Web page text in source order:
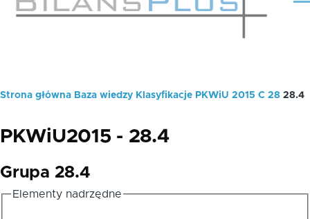
Ścieżka
nawigacyjna
Strona główna Baza wiedzy Klasyfikacje PKWiU 2015 C 28 28.4
PKWiU2015 - 28.4
Grupa 28.4
Elementy nadrzędne